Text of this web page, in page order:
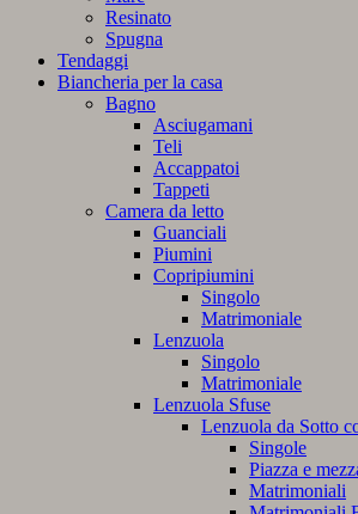
Resinato
Spugna
Tendaggi
Biancheria per la casa
Bagno
Asciugamani
Teli
Accappatoi
Tappeti
Camera da letto
Guanciali
Piumini
Copripiumini
Singolo
Matrimoniale
Lenzuola
Singolo
Matrimoniale
Lenzuola Sfuse
Lenzuola da Sotto
Singole
Piazza e
Matrimoniali